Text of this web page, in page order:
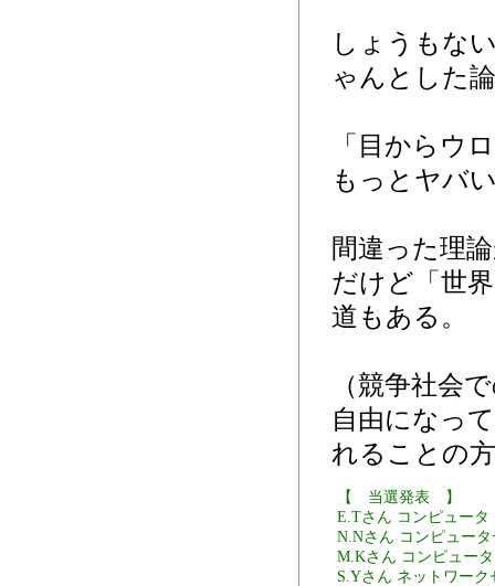
しょうもな
ゃんとした
「目からウ
もっとヤバ
間違った理
だけど「世
道もある。
（競争社会
自由になっ
れることの
【 当選発表 】
E.Tさん コンピュータ
N.Nさん コンピュー
M.Kさん コンピュー
S.Yさん ネットワー